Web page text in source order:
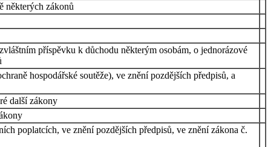
některých zákonů
příspěvku k důchodu některým osobám, o jednorázové
hospodářské soutěže), ve znění pozdějších předpisů, a
další zákony
poplatcích, ve znění pozdějších předpisů, ve znění zákona č.